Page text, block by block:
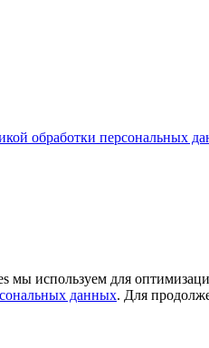
обработки персональных
используем для
данных. Для